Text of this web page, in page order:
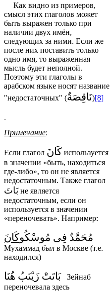
Как видно из примеров,
смысл этих глаголов может
быть выражен только при
наличии двух имён,
следующих за ними. Если же
после них поставить только
одно имя, то выраженная
мысль будет неполной.
Поэтому эти глаголы в
арабском языке носят название
"недостаточных" (نَاقِصَةٌ)[8]
Примечание:
Если глагол كَانَ используется
в значении «быть, находиться
где-либо», то он не является
недостаточным. Также глагол
بَاتَне является
недостаточным, если он
используется в значении
«переночевать». Например:
كَانَمُحَمَّدٌ فِى مُوسْكُو
Мухаммад был в Москве (т.е.
находился)
بَاتَتْ زَيْنَبُ هُنَا Зейнаб
переночевала здесь